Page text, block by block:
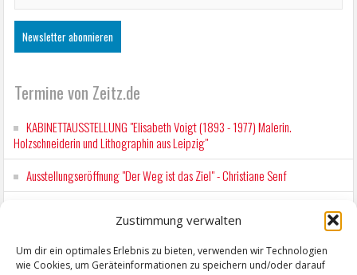
Zustimmung verwalten
Um dir ein optimales Erlebnis zu bieten, verwenden wir Technologien
wie Cookies, um Geräteinformationen zu speichern und/oder darauf
Termine von Zeitz.de
KABINETTAUSSTELLUNG "Elisabeth Voigt (1893 - 1977) Malerin.
Holzschneiderin und Lithographin aus Leipzig"
Ausstellungseröffnung "Der Weg ist das Ziel" - Christiane Senf